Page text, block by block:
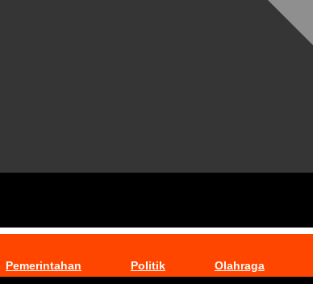
Pemerintahan Politik Olahraga